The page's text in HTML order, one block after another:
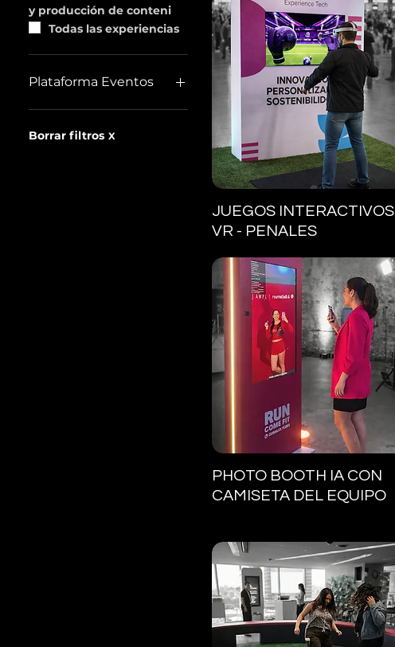
y producción de conteni
Todas las experiencias
Plataforma Eventos
Acreditación y Check in
Borrar filtros X
Vista rápida
JUEGOS INTERACTIVOS
VR - PENALES
Vista rápida
PHOTO BOOTH IA CON
CAMISETA DEL EQUIPO